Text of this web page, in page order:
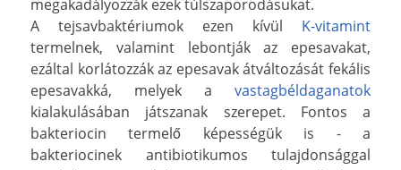
megakadályozzák ezek túlszaporodásukat.
A tejsavbaktériumok ezen kívül K-vitamint
termelnek, valamint lebontják az epesavakat,
ezáltal korlátozzák az epesavak átváltozását fekális
epesavakká, melyek a vastagbéldaganatok
kialakulásában játszanak szerepet. Fontos a
bakteriocin termelő képességük is - a
bakteriocinek antibiotikumos tulajdonsággal